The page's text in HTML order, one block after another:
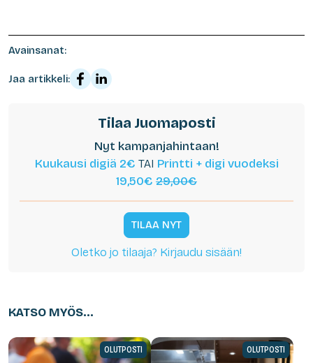
Avainsanat:
Jaa artikkeli:
Tilaa Juomaposti
Nyt kampanjahintaan!
Kuukausi digiä 2€ TAI Printti + digi vuodeksi
19,50€ 29,00€
TILAA NYT
Oletko jo tilaaja? Kirjaudu sisään!
KATSO MYÖS...
OLUTPOSTI OLUTPOSTI